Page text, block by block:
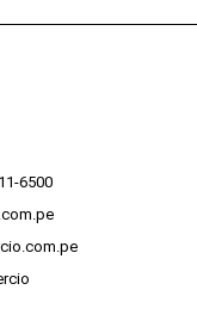
6500